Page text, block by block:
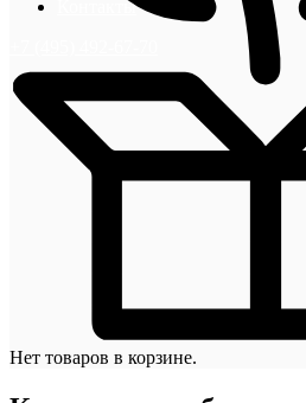
Контакты
Нет товаров в корзине.